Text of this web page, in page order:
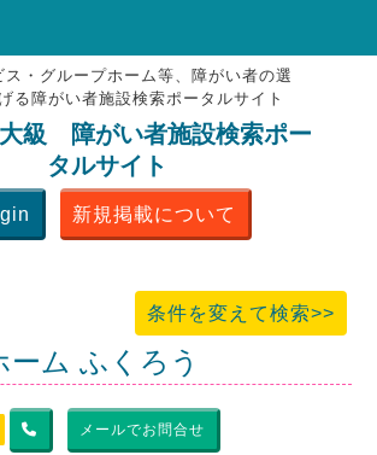
HOME
♥お気にりブックマーク
掲載会員MENU
よくある質問
ス・グループホーム等、障がい者の選
る障がい者施設検索ポータルサイト
級 障がい者施設検索ポー
タルサイト
新規掲載について
条件を変えて検索>>
ーム ふくろう
メールでお問合せ